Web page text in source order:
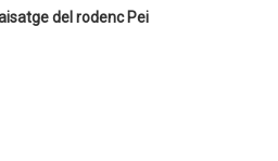
del rodenc Pei